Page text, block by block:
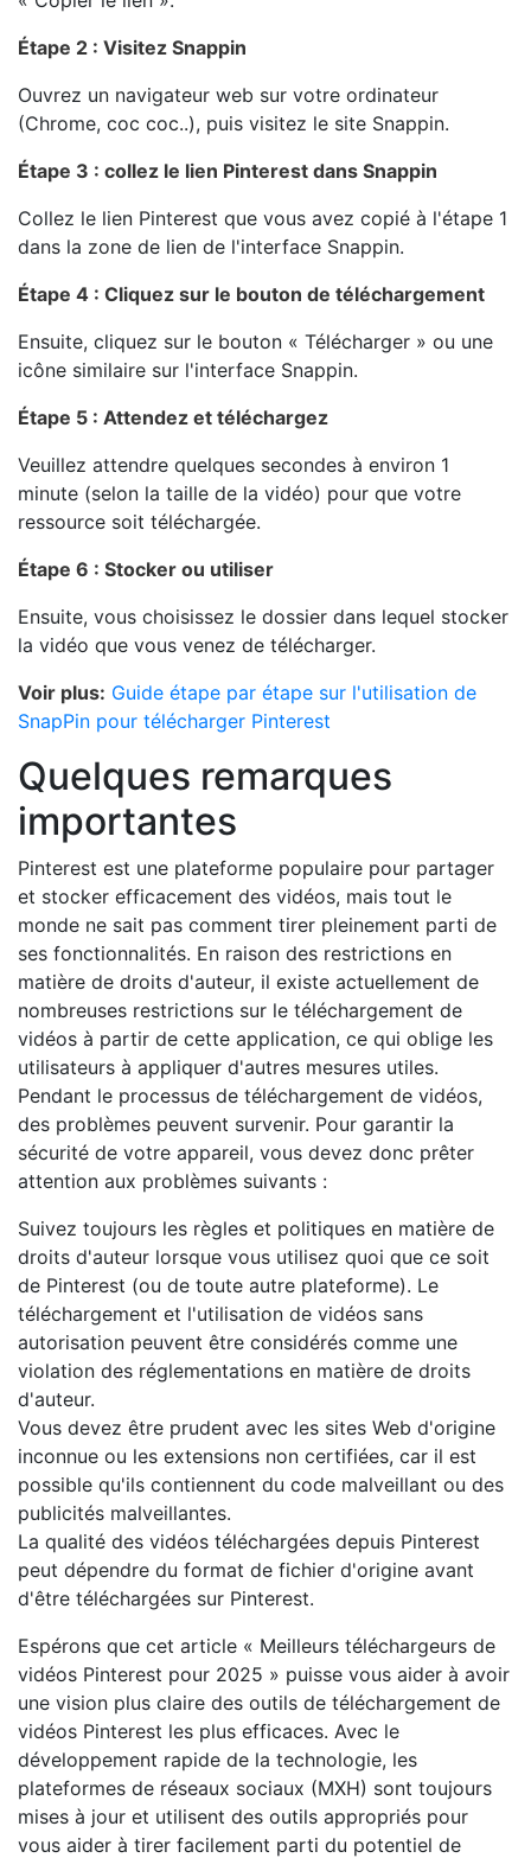
Étape 2 : Visitez Snappin
Ouvrez un navigateur web sur votre ordinateur
(Chrome, coc coc..), puis visitez le site Snappin.
Étape 3 : collez le lien Pinterest dans Snappin
Collez le lien Pinterest que vous avez copié à l'étape 1
dans la zone de lien de l'interface Snappin.
Étape 4 : Cliquez sur le bouton de téléchargement
Ensuite, cliquez sur le bouton « Télécharger » ou une
icône similaire sur l'interface Snappin.
Étape 5 : Attendez et téléchargez
Veuillez attendre quelques secondes à environ 1
minute (selon la taille de la vidéo) pour que votre
ressource soit téléchargée.
Étape 6 : Stocker ou utiliser
Ensuite, vous choisissez le dossier dans lequel stocker
la vidéo que vous venez de télécharger.
Voir plus: Guide étape par étape sur l'utilisation de
SnapPin pour télécharger Pinterest
Quelques remarques
importantes
Pinterest est une plateforme populaire pour partager
et stocker efficacement des vidéos, mais tout le
monde ne sait pas comment tirer pleinement parti de
ses fonctionnalités. En raison des restrictions en
matière de droits d'auteur, il existe actuellement de
nombreuses restrictions sur le téléchargement de
vidéos à partir de cette application, ce qui oblige les
utilisateurs à appliquer d'autres mesures utiles.
Pendant le processus de téléchargement de vidéos,
des problèmes peuvent survenir. Pour garantir la
sécurité de votre appareil, vous devez donc prêter
attention aux problèmes suivants :
Suivez toujours les règles et politiques en matière de
droits d'auteur lorsque vous utilisez quoi que ce soit
de Pinterest (ou de toute autre plateforme). Le
téléchargement et l'utilisation de vidéos sans
autorisation peuvent être considérés comme une
violation des réglementations en matière de droits
d'auteur.
Vous devez être prudent avec les sites Web d'origine
inconnue ou les extensions non certifiées, car il est
possible qu'ils contiennent du code malveillant ou des
publicités malveillantes.
La qualité des vidéos téléchargées depuis Pinterest
peut dépendre du format de fichier d'origine avant
d'être téléchargées sur Pinterest.
Espérons que cet article « Meilleurs téléchargeurs de
vidéos Pinterest pour 2025 » puisse vous aider à avoir
une vision plus claire des outils de téléchargement de
vidéos Pinterest les plus efficaces. Avec le
développement rapide de la technologie, les
plateformes de réseaux sociaux (MXH) sont toujours
mises à jour et utilisent des outils appropriés pour
vous aider à tirer facilement parti du potentiel de